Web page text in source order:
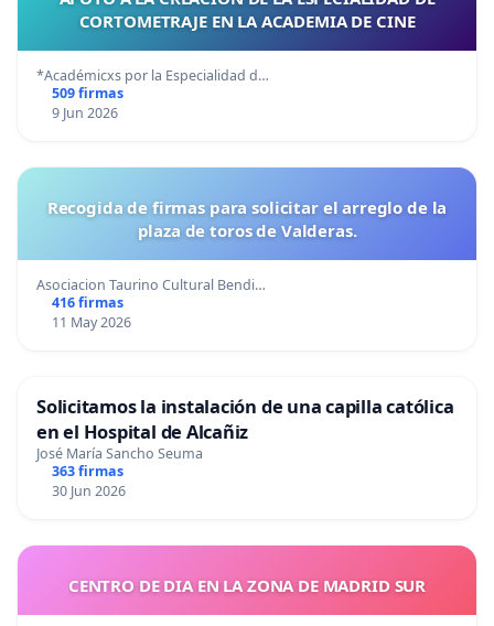
CORTOMETRAJE EN LA ACADEMIA DE CINE
*Académicxs por la Especialidad d…
509 firmas
9 Jun 2026
Recogida de firmas para solicitar el arreglo de la
plaza de toros de Valderas.
Asociacion Taurino Cultural Bendi…
416 firmas
11 May 2026
Solicitamos la instalación de una capilla católica
en el Hospital de Alcañiz
José María Sancho Seuma
363 firmas
30 Jun 2026
CENTRO DE DIA EN LA ZONA DE MADRID SUR